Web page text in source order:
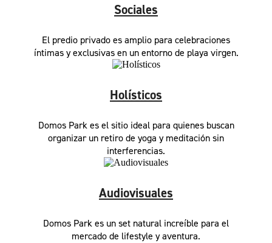
Sociales
El predio privado es amplio para celebraciones
íntimas y exclusivas en un entorno de playa virgen.
Holísticos
Domos Park es el sitio ideal para quienes buscan
organizar un retiro de yoga y meditación sin
interferencias.
Audiovisuales
Domos Park es un set natural increíble para el
mercado de lifestyle y aventura.